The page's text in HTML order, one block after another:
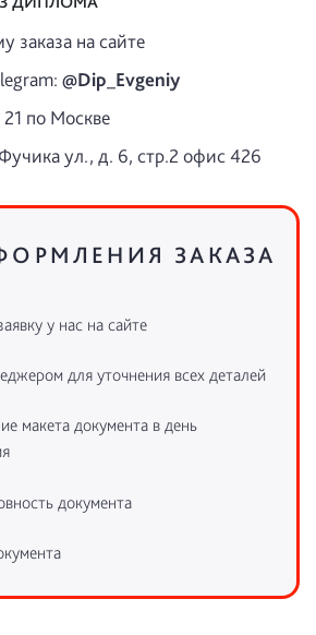
заказа на сайте
@Dip_Evgeniy
по Москве
ул., д. 6, стр.2 офис 426
ЗАКАЗА
у нас на сайте
для уточнения всех деталей
макета документа в день
документа